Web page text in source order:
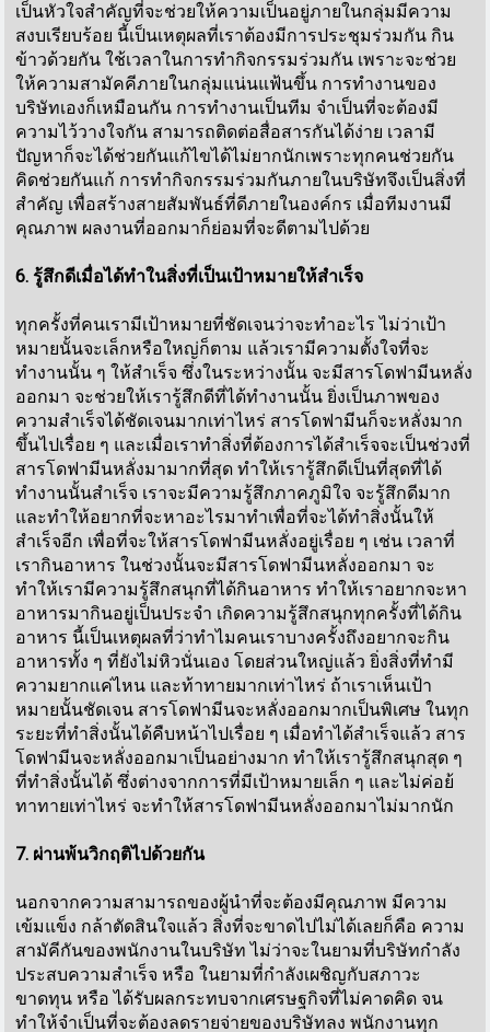
เป็นหัวใจสำคัญที่จะช่วยให้ความเป็นอยู่ภายในกลุ่มมีความ
สงบเรียบร้อย นี้เป็นเหตุผลที่เราต้องมีการประชุมร่วมกัน กิน
ข้าวด้วยกัน ใช้เวลาในการทำกิจกรรมร่วมกัน เพราะจะช่วย
ให้ความสามัคคีภายในกลุ่มแน่นแฟ้นขึ้น การทำงานของ
บริษัทเองก็เหมือนกัน การทำงานเป็นทีม จำเป็นที่จะต้องมี
ความไว้วางใจกัน สามารถติดต่อสื่อสารกันได้ง่าย เวลามี
ปัญหาก็จะได้ช่วยกันแก้ไขได้ไม่ยากนักเพราะทุกคนช่วยกัน
คิดช่วยกันแก้ การทำกิจกรรมร่วมกันภายในบริษัทจึงเป็นสิ่งที่
สำคัญ เพื่อสร้างสายสัมพันธ์ที่ดีภายในองค์กร เมื่อทีมงานมี
คุณภาพ ผลงานที่ออกมาก็ย่อมที่จะดีตามไปด้วย
6. รู้สึกดีเมื่อได้ทำในสิ่งที่เป็นเป้าหมายให้สำเร็จ
ทุกครั้งที่คนเรามีเป้าหมายที่ชัดเจนว่าจะทำอะไร ไม่ว่าเป้า
หมายนั้นจะเล็กหรือใหญ่ก็ตาม แล้วเรามีความตั้งใจที่จะ
ทำงานนั้น ๆ ให้สำเร็จ ซึ่งในระหว่างนั้น จะมีสารโดฟามีนหลั่ง
ออกมา จะช่วยให้เรารู้สึกดีที่ได้ทำงานนั้น ยิ่งเป็นภาพของ
ความสำเร็จได้ชัดเจนมากเท่าไหร่ สารโดฟามีนก็จะหลั่งมาก
ขึ้นไปเรื่อย ๆ และเมื่อเราทำสิ่งที่ต้องการได้สำเร็จจะเป็นช่วงที่
สารโดฟามีนหลั่งมามากที่สุด ทำให้เรารู้สึกดีเป็นที่สุดที่ได้
ทำงานนั้นสำเร็จ เราจะมีความรู้สึกภาคภูมิใจ จะรู้สึกดีมาก
และทำให้อยากที่จะหาอะไรมาทำเพื่อที่จะได้ทำสิ่งนั้นให้
สำเร็จอีก เพื่อที่จะให้สารโดฟามีนหลั่งอยู่เรื่อย ๆ เช่น เวลาที่
เรากินอาหาร ในช่วงนั้นจะมีสารโดฟามีนหลั่งออกมา จะ
ทำให้เรามีความรู้สึกสนุกที่ได้กินอาหาร ทำให้เราอยากจะหา
อาหารมากินอยู่เป็นประจำ เกิดความรู้สึกสนุกทุกครั้งที่ได้กิน
อาหาร นี้เป็นเหตุผลที่ว่าทำไมคนเราบางครั้งถึงอยากจะกิน
อาหารทั้ง ๆ ที่ยังไม่หิวนั่นเอง โดยส่วนใหญ่แล้ว ยิ่งสิ่งที่ทำมี
ความยากแค่ไหน และท้าทายมากเท่าไหร่ ถ้าเราเห็นเป้า
หมายนั้นชัดเจน สารโดฟามีนจะหลั่งออกมากเป็นพิเศษ ในทุก
ระยะที่ทำสิ่งนั้นได้คืบหน้าไปเรื่อย ๆ เมื่อทำได้สำเร็จแล้ว สาร
โดฟามีนจะหลั่งออกมาเป็นอย่างมาก ทำให้เรารู้สึกสนุกสุด ๆ
ที่ทำสิ่งนั้นได้ ซึ่งต่างจากการที่มีเป้าหมายเล็ก ๆ และไม่ค่อย้
ทาทายเท่าไหร่ จะทำให้สารโดฟามีนหลั่งออกมาไม่มากนัก
7. ผ่านพ้นวิกฤติไปด้วยกัน
นอกจากความสามารถของผู้นำที่จะต้องมีคุณภาพ มีความ
เข้มแข็ง กล้าตัดสินใจแล้ว สิ่งที่จะขาดไปไม่ได้เลยก็คือ ความ
สามัคีกันของพนักงานในบริษัท ไม่ว่าจะในยามที่บริษัทกำลัง
ประสบความสำเร็จ หรือ ในยามที่กำลังเผชิญกับสภาวะ
ขาดทุน หรือ ได้รับผลกระทบจากเศรษฐกิจที่ไม่คาดคิด จน
ทำให้จำเป็นที่จะต้องลดรายจ่ายของบริษัทลง พนักงานทุก